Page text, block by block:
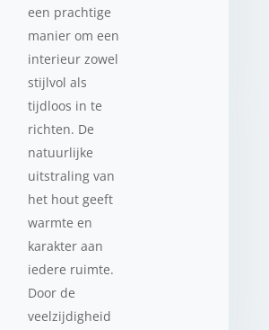
een prachtige
manier om een
interieur zowel
stijlvol als
tijdloos in te
richten. De
natuurlijke
uitstraling van
het hout geeft
warmte en
karakter aan
iedere ruimte.
Door de
veelzijdigheid